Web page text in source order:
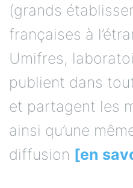
(grands
françaises à
Umifres,
publient dans
et partagent les
ainsi qu’une
diffusion [en